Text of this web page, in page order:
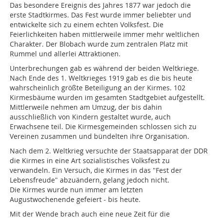
Das besondere Ereignis des Jahres 1877 war jedoch die
erste Stadtkirmes. Das Fest wurde immer beliebter und
entwickelte sich zu einem echten Volksfest. Die
Feierlichkeiten haben mittlerweile immer mehr weltlichen
Charakter. Der Blobach wurde zum zentralen Platz mit
Rummel und allerlei Attraktionen.
Unterbrechungen gab es während der beiden Weltkriege.
Nach Ende des 1. Weltkrieges 1919 gab es die bis heute
wahrscheinlich größte Beteiligung an der Kirmes. 102
Kirmesbäume wurden im gesamten Stadtgebiet aufgestellt.
Mittlerweile nehmen am Umzug, der bis dahin
ausschließlich von Kindern gestaltet wurde, auch
Erwachsene teil. Die Kirmesgemeinden schlossen sich zu
Vereinen zusammen und bündelten ihre Organisation.
Nach dem 2. Weltkrieg versuchte der Staatsapparat der DDR
die Kirmes in eine Art sozialistisches Volksfest zu
verwandeln. Ein Versuch, die Kirmes in das "Fest der
Lebensfreude" abzuändern, gelang jedoch nicht.
Die Kirmes wurde nun immer am letzten
Augustwochenende gefeiert - bis heute.
Mit der Wende brach auch eine neue Zeit für die